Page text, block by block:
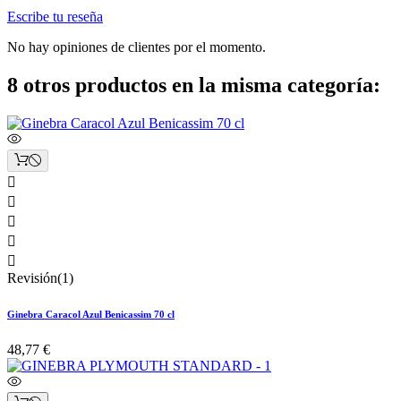
Escribe tu reseña
No hay opiniones de clientes por el momento.
8 otros productos en la misma categoría:





Revisión(1)
Ginebra Caracol Azul Benicassim 70 cl
48,77 €